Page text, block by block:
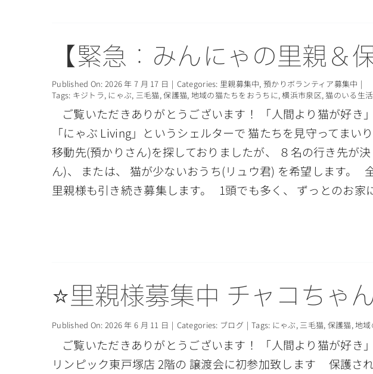
【緊急：みんにゃの里親＆
Published On: 2026 年 7 月 17 日 | Categories: 里親募集中, 預かりボランティア募集中 |
Tags: キジトラ, にゃぶ, 三毛猫,保護猫, 地域の猫たちをおうちに,横浜市泉区,猫のいる生活
ご覧いただきありがとうございます！ 「人間より猫が好
「にゃぶ Living」というシェルターで 猫たちを見守ってま
移動先(預かりさん)を探しておりましたが、 ８名の行き先が
ん)、 または、 猫が少ないおうち(リュウ君) を希望します。
里親様も引き続き募集します。 1頭でも多く、 ずっとのお家
⭐里親様募集中 チャコち
Published On: 2026 年 6 月 11 日 | Categories: ブログ | Tags: にゃぶ, 三毛猫, 保護猫,地域
ご覧いただきありがとうございます！ 「人間より猫が好き
リンピック東戸塚店 2階の 譲渡会に初参加致します 保護さ